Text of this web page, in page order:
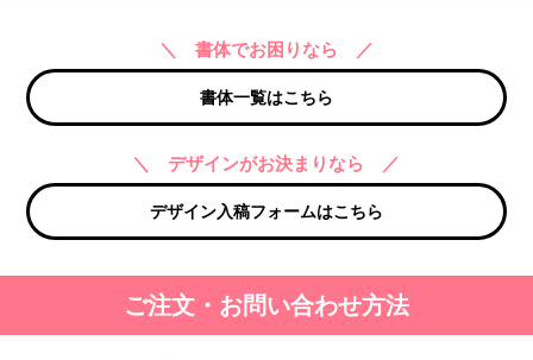
＼ 書体でお困りなら ／
書体一覧はこちら
＼ デザインがお決まりなら ／
デザイン入稿フォームはこちら
ご注文・お問い合わせ方法